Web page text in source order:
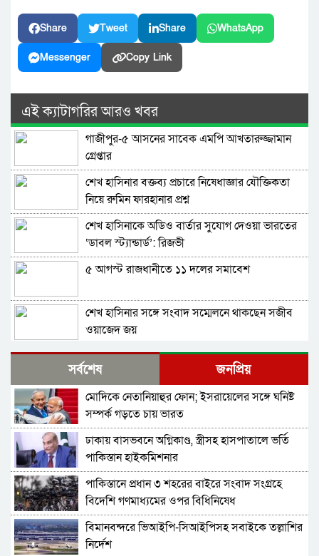
Share Tweet Share WhatsApp
Messenger Copy Link
এই ক্যাটাগরির আরও খবর
গাজীপুর-৫ আসনের সাবেক এমপি আখতারুজ্জামান
গ্রেপ্তার
শেখ হাসিনার বক্তব্য প্রচারে নিষেধাজ্ঞার যৌক্তিকতা
নিয়ে রুমিন ফারহানার প্রশ্ন
শেখ হাসিনাকে অডিও বার্তার সুযোগ দেওয়া ভারতের
‘ডাবল স্ট্যান্ডার্ড’: রিজভী
৫ আগস্ট রাজধানীতে ১১ দলের সমাবেশ
শেখ হাসিনার সঙ্গে সংবাদ সম্মেলনে থাকছেন সজীব
ওয়াজেদ জয়
ক্ষমতাচ্যুতির দুই বছর: ৫ অগাস্ট ‘ভার্চুয়ালি সামনে
আসছেন’ হাসিনা
১১ দলের লিয়াজোঁ কমিটির বৈঠক, ৫ আগস্ট সমাবেশ
হাতকড়া আমাদের কাছে নববধূর চুড়ির মতো: কাদের
সিদ্দিকী
শাপলা চত্বর ‘গণহত্যা’ মামলায় লতিফ সিদ্দিকী গ্রেপ্তার
চুনারুঘাটের হত্যাচেষ্টা মামলায় ব্যারিস্টার সুমনের
জামিন
সর্বশেষ জনপ্রিয়
মোদিকে নেতানিয়াহুর ফোন; ইসরায়েলের সঙ্গে ঘনিষ্ট
সম্পর্ক গড়তে চায় ভারত
ঢাকায় বাসভবনে অগ্নিকাণ্ড, স্ত্রীসহ হাসপাতালে ভর্তি
পাকিস্তান হাইকমিশনার
পাকিস্তানে প্রধান ৩ শহরের বাইরে সংবাদ সংগ্রহে
বিদেশি গণমাধ্যমের ওপর বিধিনিষেধ
বিমানবন্দরে ভিআইপি-সিআইপিসহ সবাইকে তল্লাশির
নির্দেশ